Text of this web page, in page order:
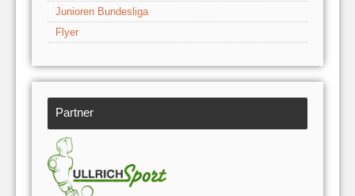
Junioren Bundesliga
Flyer
Partner